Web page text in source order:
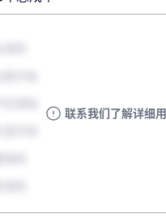
联系我们了解详细